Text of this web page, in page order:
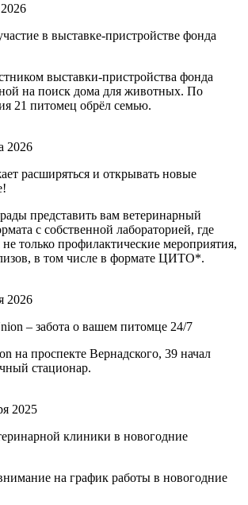
в выставке-пристройстве фонда
выставки-пристройства фонда
на поиск дома для животных. По
21 питомец обрёл семью.
2026
расширяться и открывать новые
представить вам ветеринарный
с собственной лабораторией, где
не только профилактические мероприятия,
в том числе в формате ЦИТО*.
2026
– забота о вашем питомце 24/7
на проспекте Вернадского, 39 начал
стационар.
2025
клиники в новогодние
на график работы в новогодние